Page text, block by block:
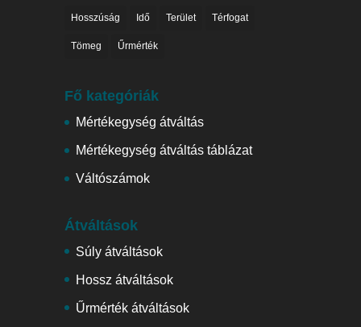
Hosszúság Idő Terület Térfogat
Tömeg Űrmérték
Fő kategóriák
Mértékegység átváltás
Mértékegység átváltás táblázat
Váltószámok
Átváltások
Súly átváltások
Hossz átváltások
Űrmérték átváltások